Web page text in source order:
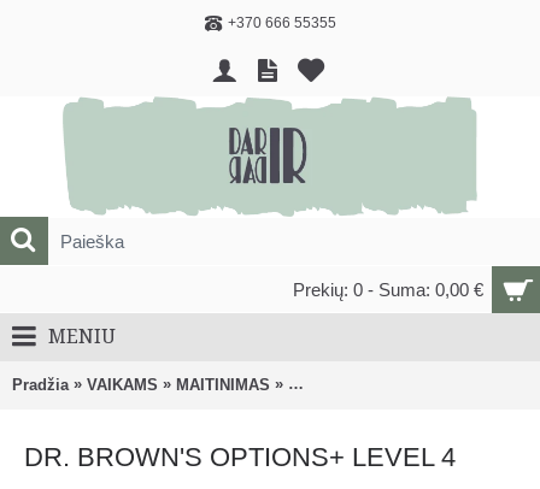
+370 666 55355
Prekių: 0 - Suma: 0,00 €
MENIU
Pradžia » VAIKAMS » MAITINIMAS » Buteliukai, žindukai ir kiti priedai
DR. BROWN'S OPTIONS+ LEVEL 4